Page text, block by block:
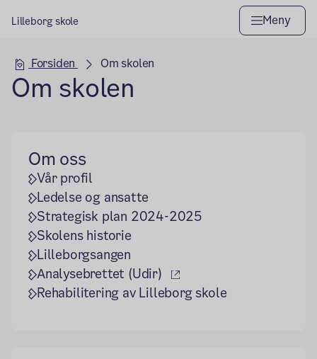
Lilleborg skole Meny
Hovedseksjon
Forsiden Om skolen
Om skolen
Om oss
Vår profil
Ledelse og ansatte
Strategisk plan 2024-2025
Skolens historie
Lilleborgsangen
Analysebrettet (Udir)
(ekstern lenke)
Rehabilitering av Lilleborg skole